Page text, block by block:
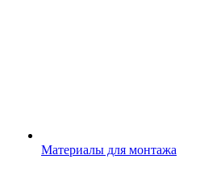
Материалы для монтажа